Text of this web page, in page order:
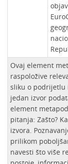
Ovaj element
raspoložive
sliku o podrijetlu
jedan izvor
element
pitanja: Zašto?
izvora.
prilikom
navesti što više